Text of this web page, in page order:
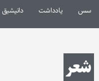
سس یادداشت دانیشیق
شعر